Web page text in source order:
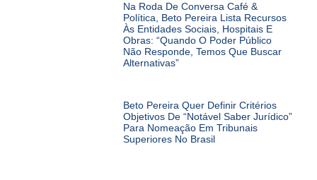
Na Roda De Conversa Café &
Política, Beto Pereira Lista Recursos
Às Entidades Sociais, Hospitais E
Obras: “Quando O Poder Público
Não Responde, Temos Que Buscar
Alternativas”
Beto Pereira Quer Definir Critérios
Objetivos De “notável Saber Jurídico”
Para Nomeação Em Tribunais
Superiores No Brasil